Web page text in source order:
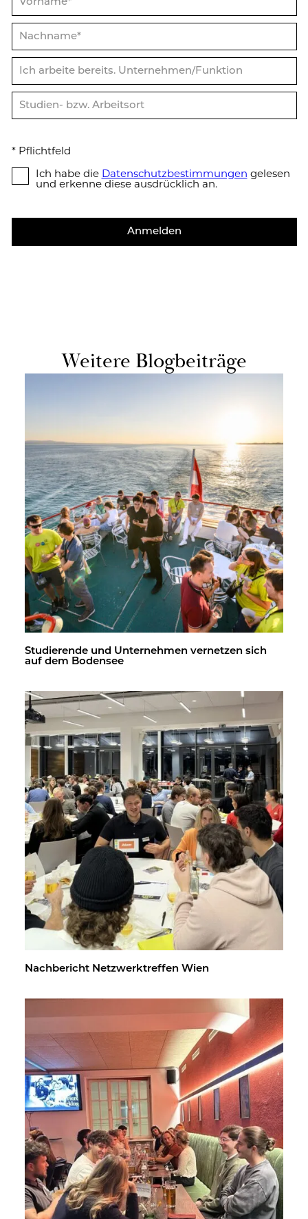
* Pflicht­feld
Ich habe die Da­ten­schutz­be­stim­mun­gen gelesen
und erkenne diese ausdrücklich an.
Anmelden
Wei­te­re Blog­bei­trä­ge
Stu­die­ren­de und Un­ter­neh­men ver­net­zen sich
auf dem Bo­den­see
Nach­be­richt Netz­werk­tref­fen Wien